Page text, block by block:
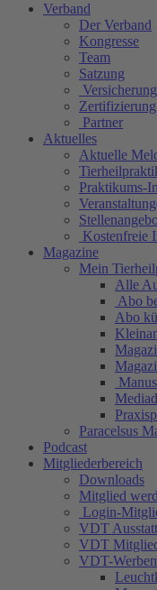
Verband
Der Verband
Kongresse
Team
Satzung
Zertifizierung
Partner
Aktuelles
Aktuelle
Praktikums-
Kostenfreie
Magazine
Mein
Alle
Abo
Abo
Paracelsus
Podcast
Mitgliederbereich
Downloads
Mitglied
Login-
VDT
VDT
VDT-